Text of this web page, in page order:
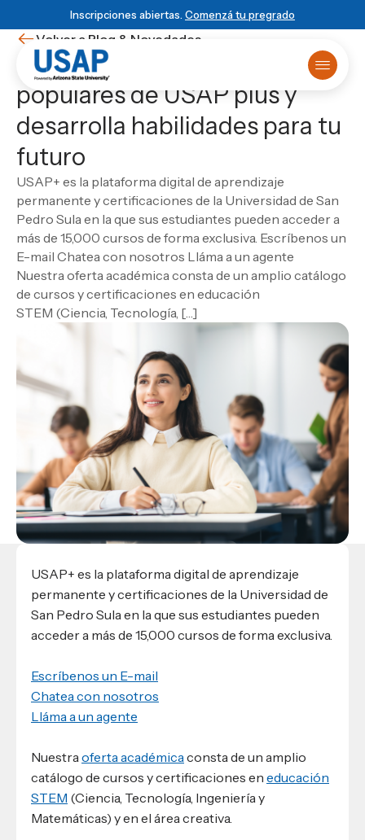
Inscripciones abiertas. Comenzá tu pregrado
Oferta académica
Primer ingreso
Sobre USAP
Blog & Novedades
Matricula virtual
Biblioteca
USAP Plus
DUX
Matricularme Ahora
Escuela de Ciencias Informáticas
Escuela de Ciencias de la Administración y los
Negocios
Escuela de Ciencias Industriales
Escuela de Mercadotecnia
Escuela de Diseño
Escuela de Turismo y Lenguas Extranjeras
Escuela de Ciencias Agronómicas
Escuela de Derecho
Escuela de Ciencias de la Comunicación
Escuela de Ciencias de la Salud
Escuela de Arquitectura
Ver toda la oferta académica
¿Ya sabés que estudiar?
Escuela de Negocios
Conocé DUX
Matrículas online
Primer Ingreso
Traslado universitario
Reuniones informativas
Test de orientación
Solicitá más información
Datos de contacto
admisiones@usap.edu
+504 2561-8727
Ave. Circunvalación, San Pedro Sula,
Honduras, C.A.
HISTORIA USAP
Historia de USAP
Educación STEM
Liderazgo y normas
Cátedra Rafael Heliodoro Valle
DUX Escuela de Negocios y Gobierno en
Honduras
Vida estudiantil
Beneficios
Calendario académico
Materiales para alumnos
EXCELENCIA USAP
Lifelong Learning University
Responsabilidad social y sostenibilidad
Empleabilidad
¿Que es USAP+?
RECURSOS
Ayuda en línea
Guía de Servicios Académicos y Administrativos
Manual Moddle
Normas Académicas
POWERED BY ASU
Arizona State University
Programa 4+1
Vinculación Externa
Empezálocal, graduate
global
Conocé el programa 4+1
Experiencias de alumnos
internacionales
Conocé experiencias
BLOG & NOVEDADES
Blog
Noticias
Eventos
Novedades
Ver todas las entradas
Novedad
Las carreras más visionarias
Leer artículo
Evento
USAP integra RediEShn
Leer artículo
Volver a Blog & Novedades
Descubre los cursos más
populares de USAP plus y
desarrolla habilidades para tu
futuro
USAP+ es la plataforma digital de aprendizaje
permanente y certificaciones de la Universidad de San
Pedro Sula en la que sus estudiantes pueden acceder a
más de 15,000 cursos de forma exclusiva. Escríbenos un
E-mail Chatea con nosotros Lláma a un agente
Nuestra oferta académica consta de un amplio catálogo
de cursos y certificaciones en educación
STEM (Ciencia, Tecnología, […]
USAP+ es la plataforma digital de aprendizaje
permanente y certificaciones de la Universidad de
San Pedro Sula en la que sus estudiantes pueden
acceder a más de 15,000 cursos de forma exclusiva.
Escríbenos un E-mail
Chatea con nosotros
Lláma a un agente
Nuestra oferta académica consta de un amplio
catálogo de cursos y certificaciones en educación
STEM (Ciencia, Tecnología, Ingeniería y
Matemáticas) y en el área creativa.